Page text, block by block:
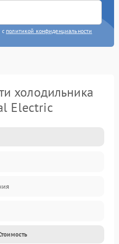
с политикой конфиденциальности
холодильника
Electric